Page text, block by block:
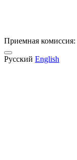
Приемная комиссия:
Русский English